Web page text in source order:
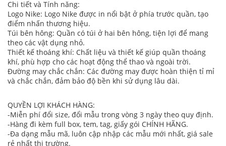
Chi tiết và Tính năng:
Logo Nike: Logo Nike được in nổi bật ở phía trước quần, tạo
điểm nhấn thương hiệu.
Túi bên hông: Quần có túi ở hai bên hông, tiện lợi để mang
theo các vật dụng nhỏ.
Thiết kế thoáng khí: Chất liệu và thiết kế giúp quần thoáng
khí, phù hợp cho các hoạt động thể thao và ngoài trời.
Đường may chắc chắn: Các đường may được hoàn thiện tỉ mỉ
và chắc chắn, đảm bảo độ bền khi sử dụng lâu dài.
QUYỀN LỢI KHÁCH HÀNG:
-Miễn phí đổi size, đổi mẫu trong vòng 3 ngày theo quy định.
-Hàng đi kèm full box, tem, tag, giấy gói CHÍNH HÃNG.
-Đa dạng mẫu mã, luôn cập nhập các mẫu mới nhất, giá sale
rẻ nhất thị trường.